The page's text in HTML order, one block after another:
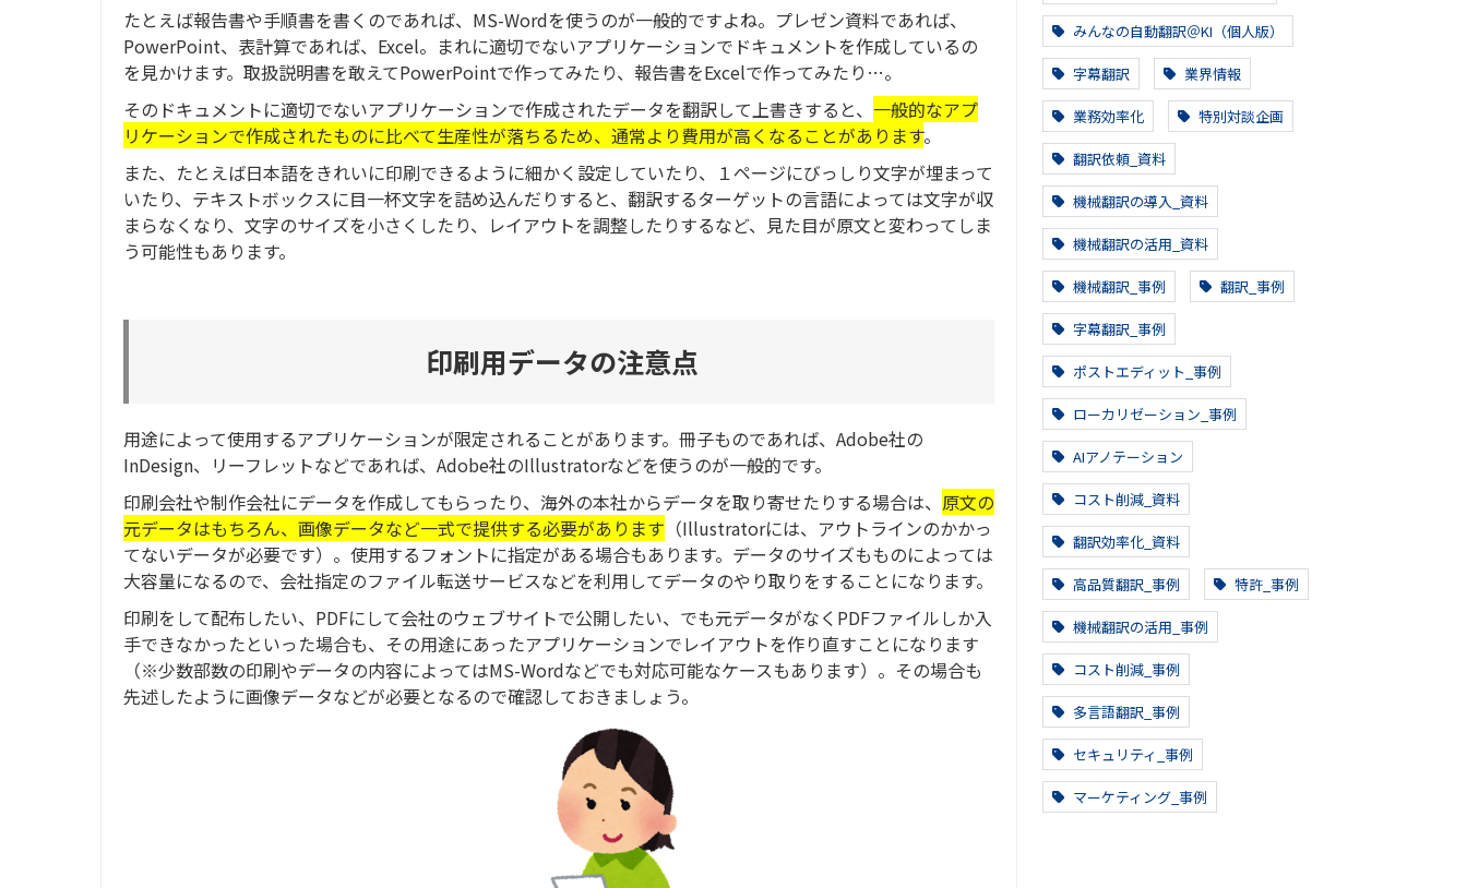
たとえば報告書や手順書を書くのであれば、MS-Wordを使うのが一般的ですよね。プレゼン資料であれば、
PowerPoint、表計算であれば、Excel。まれに適切でないアプリケーションでドキュメントを作成しているの
を見かけます。取扱説明書を敢えてPowerPointで作ってみたり、報告書をExcelで作ってみたり…。
そのドキュメントに適切でないアプリケーションで作成されたデータを翻訳して上書きすると、 一般的なアプ
リケーションで作成されたものに比べて生産性が落ちるため、通常より費用が高くなることがあります。
また、たとえば日本語をきれいに印刷できるように細かく設定していたり、１ページにびっしり文字が埋まって
いたり、テキストボックスに目一杯文字を詰め込んだりすると、翻訳するターゲットの言語によっては文字が収
まらなくなり、文字のサイズを小さくしたり、レイアウトを調整したりするなど、見た目が原文と変わってしま
う可能性もあります。
印刷用データの注意点
用途によって使用するアプリケーションが限定されることがあります。冊子ものであれば、Adobe社の
InDesign、リーフレットなどであれば、Adobe社のIllustratorなどを使うのが一般的です。
印刷会社や制作会社にデータを作成してもらったり、海外の本社からデータを取り寄せたりする場合は、 原文の
元データはもちろん、画像データなど一式で提供する必要があります （Illustratorには、アウトラインのかかっ
てないデータが必要です）。使用するフォントに指定がある場合もあります。データのサイズもものによっては
大容量になるので、会社指定のファイル転送サービスなどを利用してデータのやり取りをすることになります。
印刷をして配布したい、PDFにして会社のウェブサイトで公開したい、でも元データがなくPDFファイルしか入
手できなかったといった場合も、その用途にあったアプリケーションでレイアウトを作り直すことになります
（※少数部数の印刷やデータの内容によってはMS-Wordなどでも対応可能なケースもあります）。その場合も
先述したように画像データなどが必要となるので確認しておきましょう。
みんなの自動翻訳＠KI（個人版）
字幕翻訳 業界情報
業務効率化 特別対談企画
翻訳依頼_資料
機械翻訳の導入_資料
機械翻訳の活用_資料
機械翻訳_事例 翻訳_事例
字幕翻訳_事例
ポストエディット_事例
ローカリゼーション_事例
AIアノテーション
コスト削減_資料
翻訳効率化_資料
高品質翻訳_事例 特許_事例
機械翻訳の活用_事例
コスト削減_事例
多言語翻訳_事例
セキュリティ_事例
マーケティング_事例